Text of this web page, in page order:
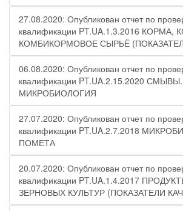
27.08.2020: Опубликован отчет по
квалификации PT.UA.1.3.2016
КОМБИКОРМОВОЕ СЫРЬЁ
06.08.2020: Опубликован отчет по
квалификации PT.UA.2.15.2020 СМЫВЫ.
МИКРОБИОЛОГИЯ
27.07.2020: Опубликован отчет по
квалификации PT.UA.2.7.2018
ПОМЕТА
20.07.2020: Опубликован отчет по
квалификации PT.UA.1.4.2017
ЗЕРНОВЫХ КУЛЬТУР (ПОКАЗАТЕЛИ